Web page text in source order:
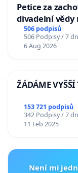
Petice za
divadelní vědy
506 podpisů
506 Podpisy / 7
6 Aug 2026
ŽÁDÁME
153 721 podpisů
342 Podpisy / 7
11 Feb 2025
Není mi